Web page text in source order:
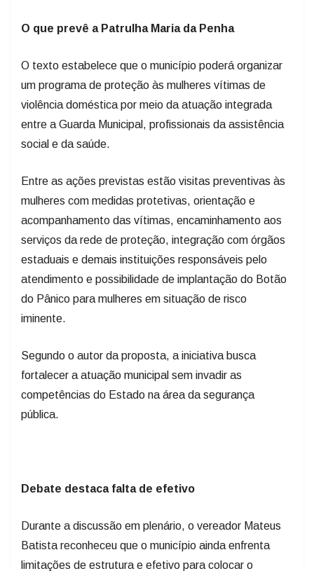
O que prevê a Patrulha Maria da Penha
O texto estabelece que o município poderá organizar
um programa de proteção às mulheres vítimas de
violência doméstica por meio da atuação integrada
entre a Guarda Municipal, profissionais da assistência
social e da saúde.
Entre as ações previstas estão visitas preventivas às
mulheres com medidas protetivas, orientação e
acompanhamento das vítimas, encaminhamento aos
serviços da rede de proteção, integração com órgãos
estaduais e demais instituições responsáveis pelo
atendimento e possibilidade de implantação do Botão
do Pânico para mulheres em situação de risco
iminente.​
Segundo o autor da proposta, a iniciativa busca
fortalecer a atuação municipal sem invadir as
competências do Estado na área da segurança
pública.
Debate destaca falta de efetivo
Durante a discussão em plenário, o vereador Mateus
Batista reconheceu que o município ainda enfrenta
limitações de estrutura e efetivo para colocar o